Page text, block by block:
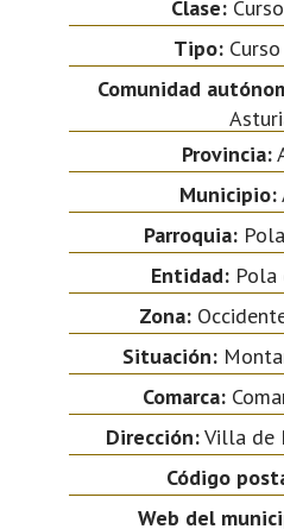
Clase:
Tipo:
Comunidad
Provincia:
Municipio:
Parroquia:
Entidad:
Zona:
Situación:
Comarca:
Dirección:Villa de
Código
Web del